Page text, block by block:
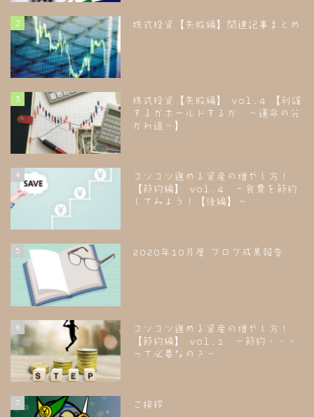
2 株式投資【失敗編】関連記事まとめ
3
株式投資【失敗編】 vol.4 【利確
するかホールドするか ～運命の分
かれ道～】
4
コツコツ進める資産の増やし方！
【節約編】 vol.4 ～食費を節約
してみよう！【後編】～
5 2020年10月度 ブログ成果報告
6
コツコツ進める資産の増やし方！
【節約編】 vol.1 ～節約・・・
って必要なの？～
7 ご挨拶